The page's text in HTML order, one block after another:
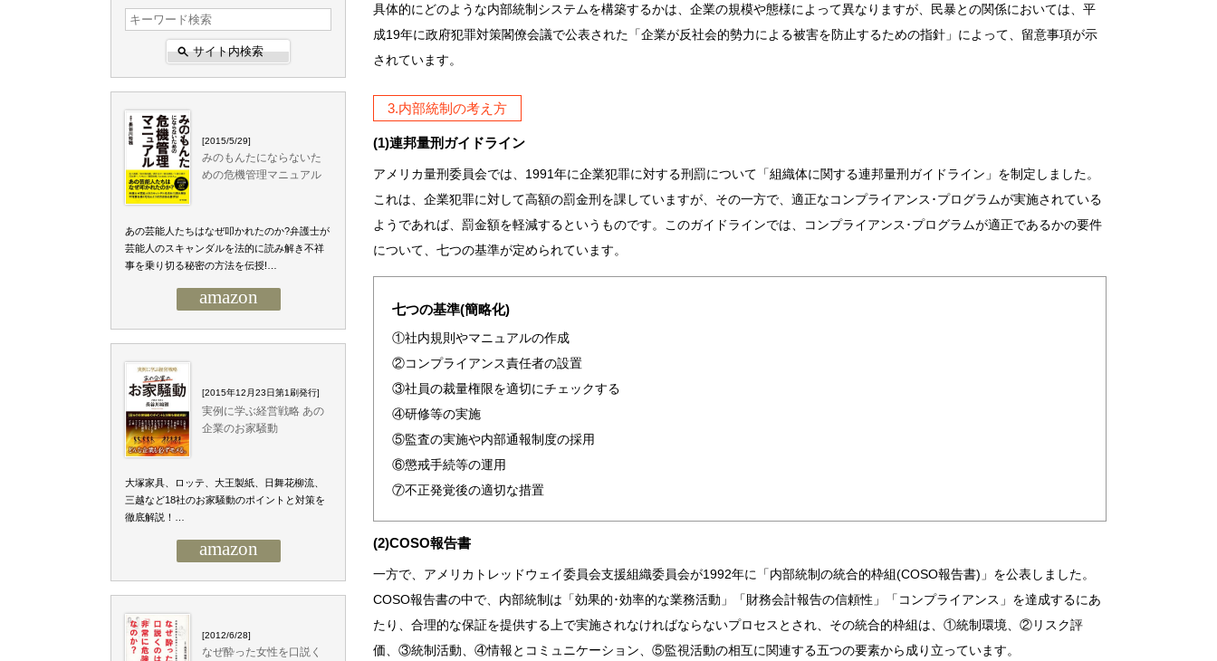
具体的にどのような内部統制システムを構築するかは、企業の規模や態様によって異なりますが、民暴との関係においては、平
成19年に政府犯罪対策閣僚会議で公表された「企業が反社会的勢力による被害を防止するための指針」によって、留意事項が示
されています。
3.内部統制の考え方
(1)連邦量刑ガイドライン
アメリカ量刑委員会では、1991年に企業犯罪に対する刑罰について「組織体に関する連邦量刑ガイドライン」を制定しました。
これは、企業犯罪に対して高額の罰金刑を課していますが、その一方で、適正なコンプライアンス･プログラムが実施されている
ようであれば、罰金額を軽減するというものです。このガイドラインでは、コンプライアンス･プログラムが適正であるかの要件
について、七つの基準が定められています。
七つの基準(簡略化)
①社内規則やマニュアルの作成
②コンプライアンス責任者の設置
③社員の裁量権限を適切にチェックする
④研修等の実施
⑤監査の実施や内部通報制度の採用
⑥懲戒手続等の運用
⑦不正発覚後の適切な措置
(2)COSO報告書
一方で、アメリカトレッドウェイ委員会支援組織委員会が1992年に「内部統制の統合的枠組(COSO報告書)」を公表しました。
COSO報告書の中で、内部統制は「効果的･効率的な業務活動」「財務会計報告の信頼性」「コンプライアンス」を達成するにあ
たり、合理的な保証を提供する上で実施されなければならないプロセスとされ、その統合的枠組は、①統制環境、②リスク評
価、③統制活動、④情報とコミュニケーション、⑤監視活動の相互に関連する五つの要素から成り立っています。
[2015/5/29]
みのもんたにならないた
めの危機管理マニュアル
あの芸能人たちはなぜ叩かれたのか?弁護士が
芸能人のスキャンダルを法的に読み解き不祥
事を乗り切る秘密の方法を伝授!…
amazon
[2015年12月23日第1刷発行]
実例に学ぶ経営戦略 あの
企業のお家騒動
大塚家具、ロッテ、大王製紙、日舞花柳流、
三越など18社のお家騒動のポイントと対策を
徹底解説！…
amazon
[2012/6/28]
なぜ酔った女性を口説く